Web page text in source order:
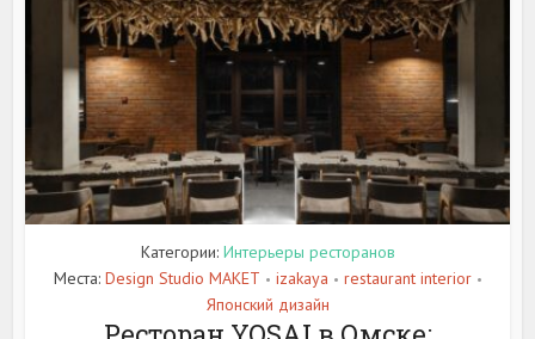
Категории: Интерьеры ресторанов
Места: Design Studio MAKET • izakaya • restaurant interior •
Японский дизайн